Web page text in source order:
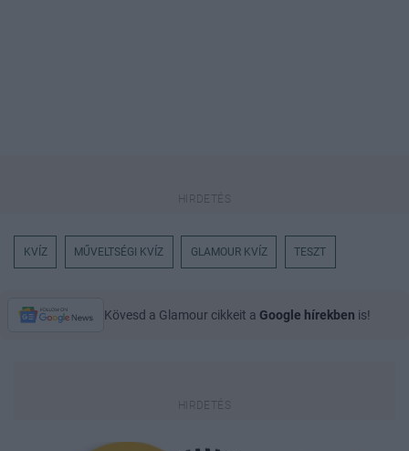
KVÍZ MŰVELTSÉGI KVÍZ GLAMOUR KVÍZ TESZT
Kövesd a Glamour cikkeit a Google hírekben is!